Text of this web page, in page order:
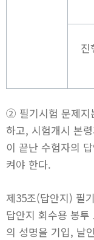
진
② 필기시험 문제지
하고, 시험개시 본
이 끝난 수험자의
켜야 한다.
제35조(답안지) 필
답안지 회수용 봉
의 성명을 기입, 날